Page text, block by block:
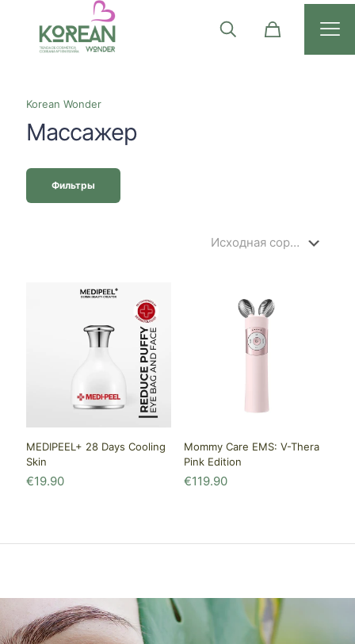
Korean Wonder
Массажер
Фильтры
MEDIPEEL+ 28 Days Cooling
Skin
€19.90
Mommy Care EMS: V-Thera
Pink Edition
€119.90